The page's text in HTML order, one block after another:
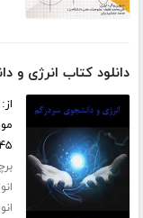
دانلود کتاب انرژی و
۴۵ صفحه